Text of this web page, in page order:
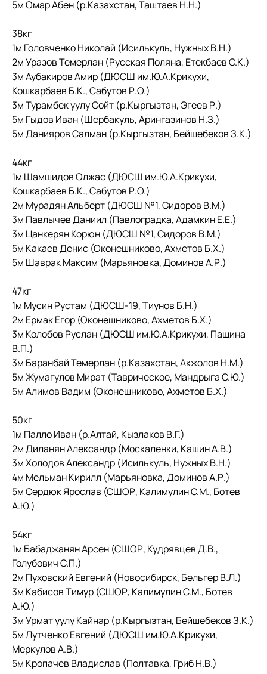
5м Омар Абен (р.Казахстан, Таштаев Н.Н.)
38кг
1м Головченко Николай (Исилькуль, Нужных В.Н.)
2м Уразов Темерлан (Русская Поляна, Етекбаев С.К.)
3м Аубакиров Амир (ДЮСШ им.Ю.А.Крикухи,
Кошкарбаев Б.К., Сабутов Р.О.)
3м Турамбек уулу Сойт (р.Кыргызтан, Эгеев Р.)
5м Гыдов Иван (Шербакуль, Арингазинов Н.З.)
5м Данияров Салман (р.Кыргызтан, Бейшебеков З.К.)
44кг
1м Шамшидов Олжас (ДЮСШ им.Ю.А.Крикухи,
Кошкарбаев Б.К., Сабутов Р.О.)
2м Мурадян Альберт (ДЮСШ №1, Сидоров В.М.)
3м Павлычев Даниил (Павлоградка, Адамкин Е.Е.)
3м Цанкерян Корюн (ДЮСШ №1, Сидоров В.М.)
5м Какаев Денис (Оконешниково, Ахметов Б.Х.)
5м Шаврак Максим (Марьяновка, Доминов А.Р.)
47кг
1м Мусин Рустам (ДЮСШ-19, Тиунов Б.Н.)
2м Ермак Егор (Оконешниково, Ахметов Б.Х.)
3м Колобов Руслан (ДЮСШ им.Ю.А.Крикухи, Пащина
В.П.)
3м Баранбай Темерлан (р.Казахстан, Акжолов Н.М.)
5м Жумагулов Мират (Таврическое, Мандрыга С.Ю.)
5м Алимов Вадим (Оконешниково, Ахметов Б.Х.)
50кг
1м Палло Иван (р.Алтай, Кызлаков В.Г.)
2м Диланян Александр (Москаленки, Кашин А.В.)
3м Холодов Александр (Исилькуль, Нужных В.Н.)
4м Мельман Кирилл (Марьяновка, Доминов А.Р.)
5м Сердюк Ярослав (СШОР, Калимулин С.М., Ботев
А.Ю.)
54кг
1м Бабаджанян Арсен (СШОР, Кудрявцев Д.В.,
Голубович С.П.)
2м Пуховский Евгений (Новосибирск, Бельгер В.Л.)
3м Кабисов Тимур (СШОР, Калимулин С.М., Ботев
А.Ю.)
3м Урмат уулу Кайнар (р.Кыргызтан, Бейшебеков З.К.)
5м Лутченко Евгений (ДЮСШ им.Ю.А.Крикухи,
Меркулов А.В.)
5м Кропачев Владислав (Полтавка, Гриб Н.В.)